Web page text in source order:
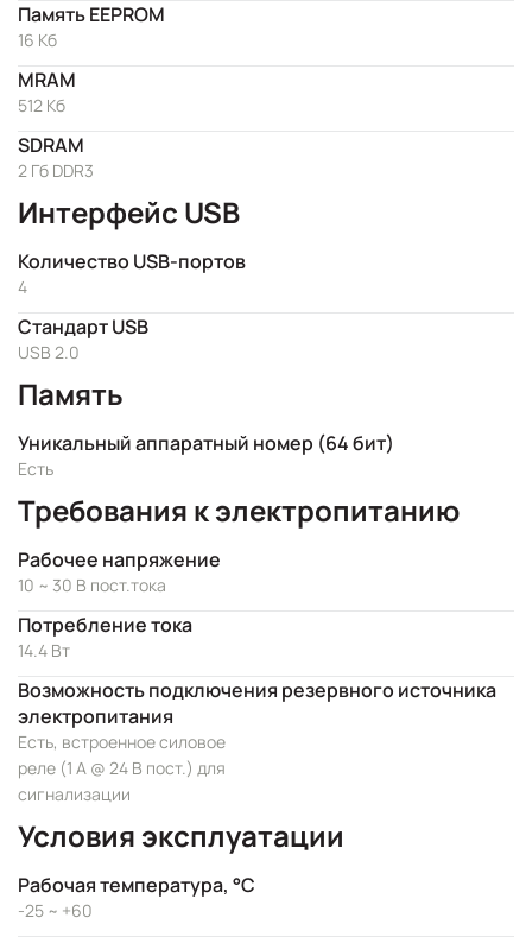
Память EEPROM
16 Кб
MRAM
512 Кб
SDRAM
2 Гб DDR3
Интерфейс USB
Количество USB-портов
4
Стандарт USB
USB 2.0
Память
Уникальный аппаратный номер (64 бит)
Есть
Требования к электропитанию
Рабочее напряжение
10 ~ 30 В пост.тока
Потребление тока
14.4 Вт
Возможность подключения резервного источника
электропитания
Есть, встроенное силовое
реле (1 А @ 24 В пост.) для
сигнализации
Условия эксплуатации
Рабочая температура, °C
-25 ~ +60